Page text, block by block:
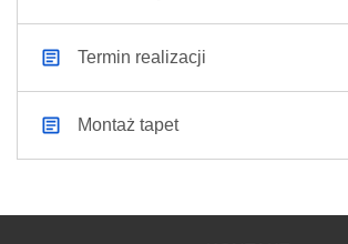
Termin realizacji
Montaż tapet